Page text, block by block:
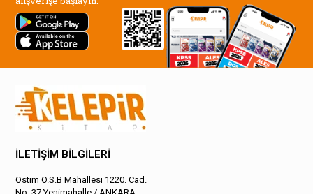
İLETİŞİM BİLGİLERİ
Ostim O.S.B Mahallesi 1220. Cad.